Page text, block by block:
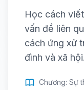
Học cách
vấn đề liên
cách ứng xử
đình và xã hội.
Chương: Sự